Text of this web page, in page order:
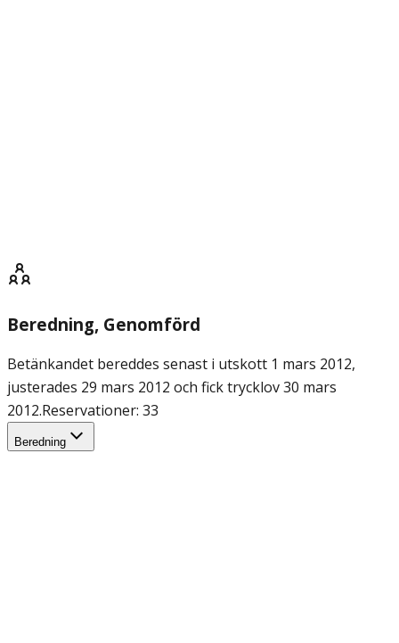
Beredning, Genomförd
Betänkandet bereddes senast i utskott 1 mars 2012,
justerades 29 mars 2012 och fick trycklov 30 mars
2012.Reservationer: 33
Beredning